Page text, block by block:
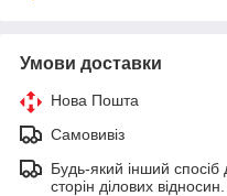
Умови доставки
Нова Пошта
Самовивіз
Будь-який інший
сторін ділових відносин.